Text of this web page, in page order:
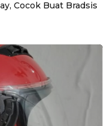
Cocok Buat Bradsis